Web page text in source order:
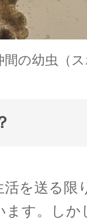
の幼虫（
を送る限
す。しか